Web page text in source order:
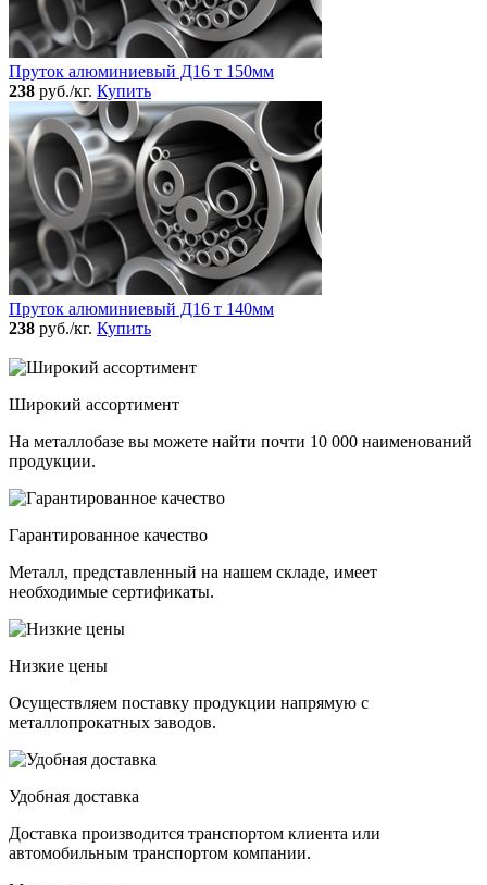
Пруток алюминиевый Д16 т 150мм
238 руб./кг. Купить
Пруток алюминиевый Д16 т 140мм
238 руб./кг. Купить
Широкий ассортимент
На металлобазе вы можете найти почти 10 000 наименований
продукции.
Гарантированное качество
Металл, представленный на нашем складе, имеет
необходимые сертификаты.
Низкие цены
Осуществляем поставку продукции напрямую с
металлопрокатных заводов.
Удобная доставка
Доставка производится транспортом клиента или
автомобильным транспортом компании.